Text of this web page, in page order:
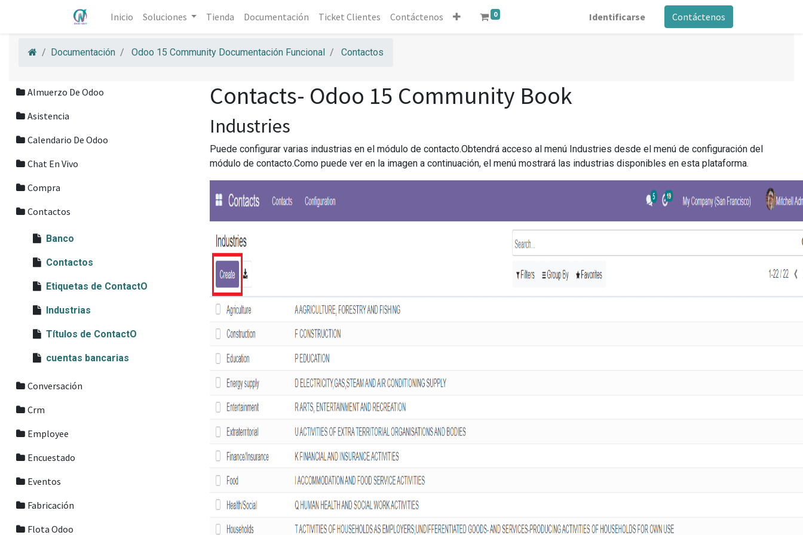
Inicio Soluciones Tienda Documentación Ticket Clientes Contáctenos 0 Identificarse Contáctenos
Documentación Odoo 15 Community Documentación Funcional Contactos
Almuerzo De Odoo
Asistencia
Calendario De Odoo
Chat En Vivo
Compra
Contactos
Banco
Contactos
Etiquetas de ContactO
Industrias
Títulos de ContactO
cuentas bancarias
Conversación
Crm
Employee
Encuestado
Eventos
Fabricación
Flota Odoo
Contacts- Odoo 15 Community Book
Industries
Puede configurar varias industrias en el módulo de contacto.Obtendrá acceso al menú Industries desde el menú de configuración del
módulo de contacto.Como puede ver en la imagen a continuación, el menú mostrará las industrias disponibles en esta plataforma.